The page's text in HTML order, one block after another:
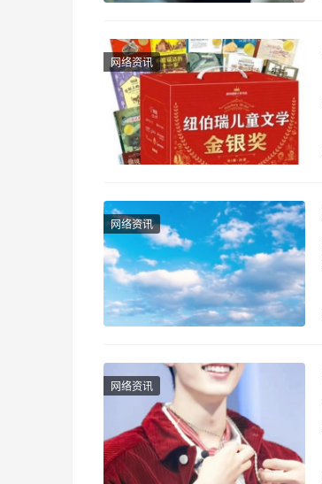
网络资讯
网络资讯
网络资讯